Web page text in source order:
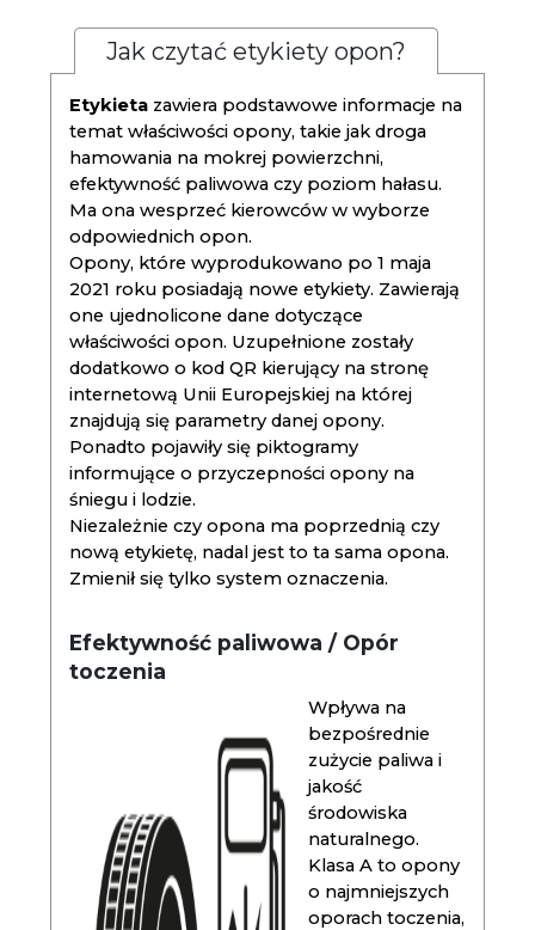
Jak czytać etykiety opon?
Etykieta zawiera podstawowe informacje na
temat właściwości opony, takie jak droga
hamowania na mokrej powierzchni,
efektywność paliwowa czy poziom hałasu.
Ma ona wesprzeć kierowców w wyborze
odpowiednich opon.
Opony, które wyprodukowano po 1 maja
2021 roku posiadają nowe etykiety. Zawierają
one ujednolicone dane dotyczące
właściwości opon. Uzupełnione zostały
dodatkowo o kod QR kierujący na stronę
internetową Unii Europejskiej na której
znajdują się parametry danej opony.
Ponadto pojawiły się piktogramy
informujące o przyczepności opony na
śniegu i lodzie.
Niezależnie czy opona ma poprzednią czy
nową etykietę, nadal jest to ta sama opona.
Zmienił się tylko system oznaczenia.
Efektywność paliwowa / Opór
toczenia
Wpływa na
bezpośrednie
zużycie paliwa i
jakość
środowiska
naturalnego.
Klasa A to opony
o najmniejszych
oporach toczenia,